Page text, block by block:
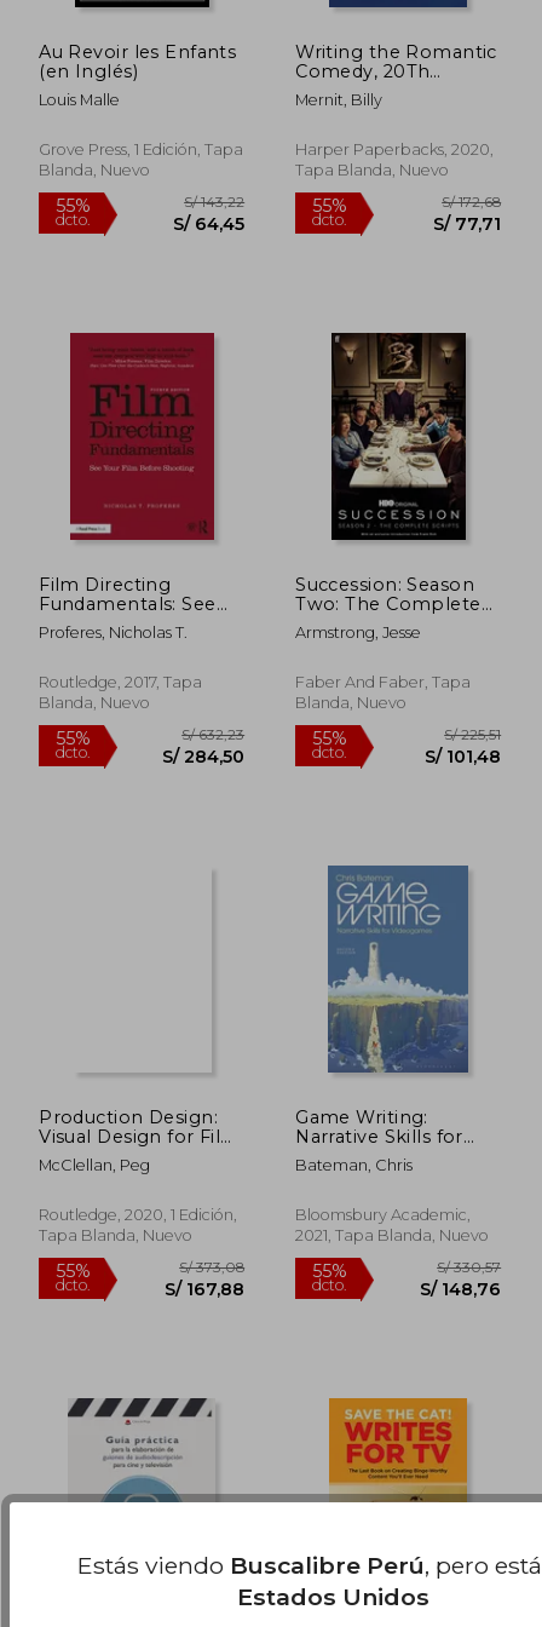
55% 55%
55%
dcto.
S/ 569,21 55%
dcto.
Au Revoir les Enfants
(en Inglés)
Louis Malle
Grove Press, 1 Edición, Tapa
Blanda, Nuevo
dcto. S/ 64,45
Writing the Romantic
Comedy, 20Th
Anniversary
Expanded and
art of Crafting Funny
Love Stories for the
Mernit, Billy
Harper Paperbacks, 2020,
Tapa Blanda, Nuevo
dcto.
Film Directing
Fundamentals: See
Your Film Before
Shooting (en Inglés)
Proferes, Nicholas T.
Routledge, 2017, Tapa
Blanda, Nuevo
Succession: Season
Two: The Complete
Scripts (en Inglés)
Armstrong, Jesse
Faber And Faber, Tapa
Blanda, Nuevo
Production Design:
Visual Design for Film
and Television (en
Inglés)
McClellan, Peg
Routledge, 2020, 1 Edición,
Tapa Blanda, Nuevo
Game Writing:
Narrative Skills for
Videogames (en
Inglés)
Bateman, Chris
Bloomsbury Academic,
2021, Tapa Blanda, Nuevo
Estás viendo Buscalibre Perú, pero
Estados Unidos